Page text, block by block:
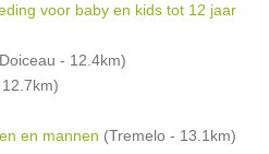
voor baby en kids tot 12 jaar
- 12.4km)
en mannen (Tremelo - 13.1km)